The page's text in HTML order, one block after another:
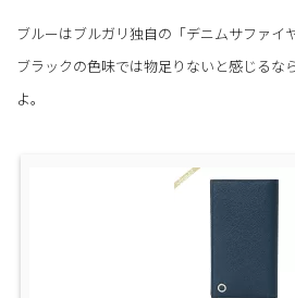
ブルーはブルガリ独自の「デニムサファイ
ブラックの色味では物足りないと感じるな
よ。